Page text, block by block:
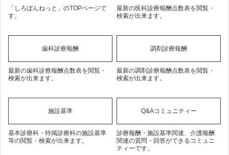
「しろぼんねっと」のTOPページで
す。
最新の医科診療報酬点数表を閲覧・
検索が出来ます。
歯科診療報酬
最新の歯科診療報酬点数表を閲覧・
検索が出来ます。
調剤診療報酬
最新の調剤診療報酬点数表を閲覧・
検索が出来ます。
施設基準
基本診療科・特掲診療科の施設基準
等の閲覧・検索が出来ます。
Q&Aコミュニティー
診療報酬・施設基準関連、介護報酬
関連の質問・回答ができるコミュニ
ティーです。